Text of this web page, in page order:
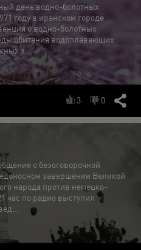
день водно-болотных
году в иранском городе
о водно-болотных
обитания водоплавающих
з...
3 0
о безоговорочной
завершении Великой
народа против немецко-
час по радио выступил